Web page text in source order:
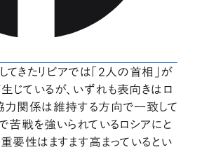
きたリビアでは「2人の首相」が
じているが、いずれも表向きはロ
力関係は維持する方向で一致して
苦戦を強いられているロシアにと
要性はますます高まっているとい